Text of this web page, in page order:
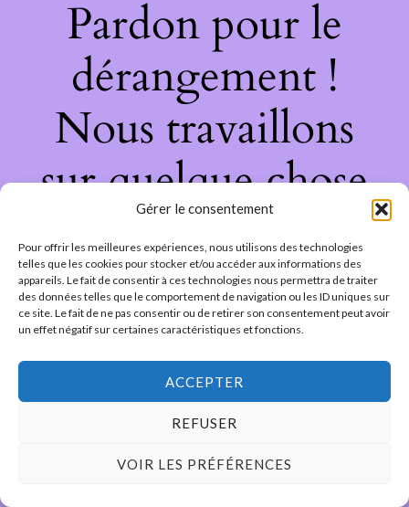
Gérer le consentement
Pour offrir les meilleures expériences, nous utilisons des technologies
telles que les cookies pour stocker et/ou accéder aux informations des
appareils. Le fait de consentir à ces technologies nous permettra de traiter
des données telles que le comportement de navigation ou les ID uniques sur
ce site. Le fait de ne pas consentir ou de retirer son consentement peut avoir
un effet négatif sur certaines caractéristiques et fonctions.
ACCEPTER
REFUSER
VOIR LES PRÉFÉRENCES
Pardon pour le
dérangement !
Nous travaillons
sur quelque chose
de fantastique –
revenez bientôt !